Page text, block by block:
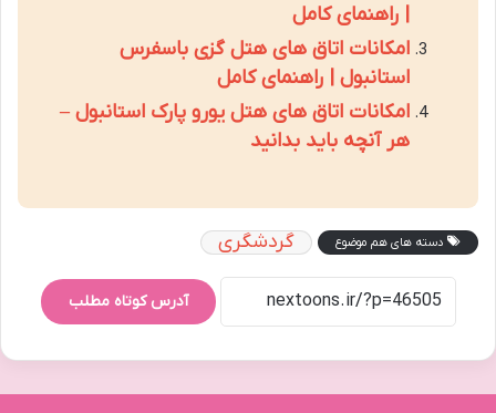
| راهنمای کامل
امکانات اتاق های هتل گزی باسفرس
استانبول | راهنمای کامل
امکانات اتاق های هتل یورو پارک استانبول –
هر آنچه باید بدانید
دسته های هم موضوع گردشگری
آدرس کوتاه مطلب